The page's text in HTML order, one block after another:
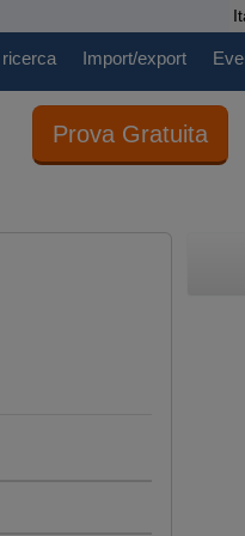
Import/export
Prova Gratuita